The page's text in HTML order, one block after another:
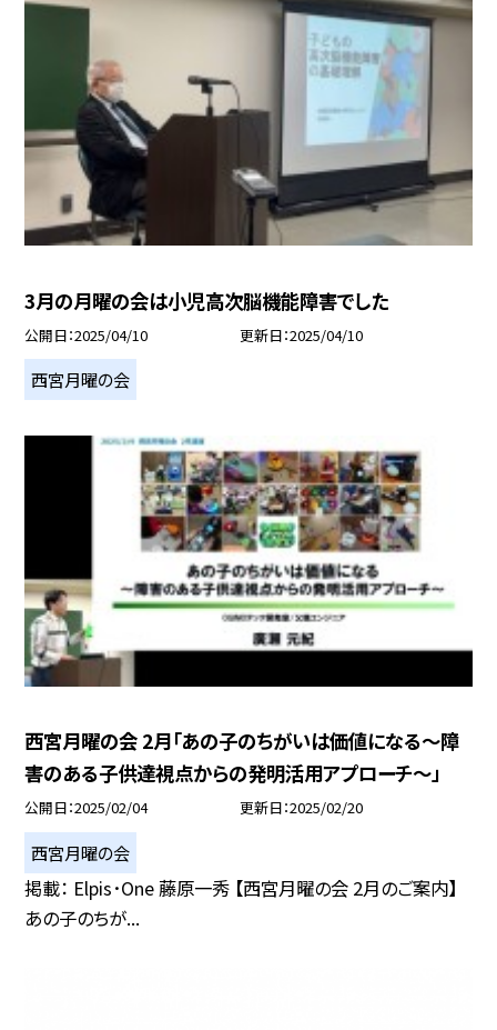
3月の月曜の会は小児高次脳機能障害でした
公開日 2025/04/10 更新日 2025/04/10
西宮月曜の会
西宮月曜の会 2月「あの子のちがいは価値になる～障
害のある子供達視点からの発明活用アプローチ～」
公開日 2025/02/04 更新日 2025/02/20
西宮月曜の会
掲載： Elpis･One 藤原一秀 【西宮月曜の会 2月のご案内】
あの子のちが...